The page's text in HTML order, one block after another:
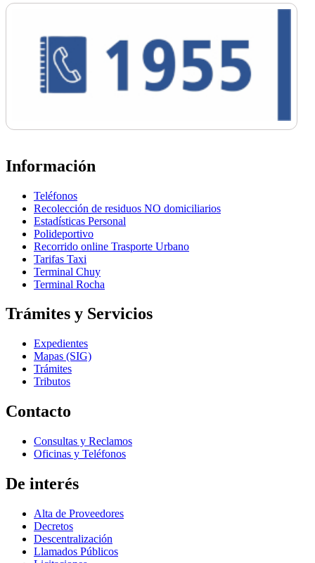
Información
Teléfonos
Recolección de residuos NO domiciliarios
Estadísticas Personal
Polideportivo
Recorrido online Trasporte Urbano
Tarifas Taxi
Terminal Chuy
Terminal Rocha
Trámites y Servicios
Expedientes
Mapas (SIG)
Trámites
Tributos
Contacto
Consultas y Reclamos
Oficinas y Teléfonos
De interés
Alta de Proveedores
Decretos
Descentralización
Llamados Públicos